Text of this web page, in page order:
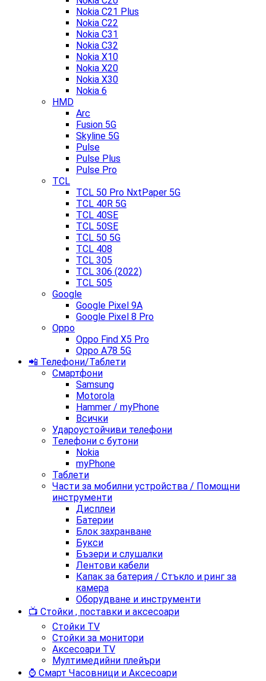
Nokia C21 Plus
Nokia C22
Nokia C31
Nokia C32
Nokia X10
Nokia X20
Nokia X30
Nokia 6
HMD
Arc
Fusion 5G
Skyline 5G
Pulse
Pulse Plus
Pulse Pro
TCL
TCL 50 Pro NxtPaper 5G
TCL 40R 5G
TCL 40SE
TCL 50SE
TCL 50 5G
TCL 408
TCL 305
TCL 306 (2022)
TCL 505
Google
Google Pixel 9A
Google Pixel 8 Pro
Oppo
Oppo Find X5 Pro
Oppo A78 5G
📲 Телефони/Таблети
Смартфони
Samsung
Motorola
Hammer / myPhone
Всички
Удароустойчиви телефони
Телефони с бутони
Nokia
myPhone
Таблети
Части за мобилни устройства / Помощни
инструменти
Дисплеи
Батерии
Блок захранване
Букси
Бъзери и слушалки
Лентови кабели
Капак за батерия / Стъкло и ринг за
камера
Оборудване и инструменти
📺 Стойки , поставки и аксесоари
Стойки TV
Стойки за монитори
Аксесоари TV
Мултимедийни плейъри
⌚ Смарт Часовници и Аксесоари